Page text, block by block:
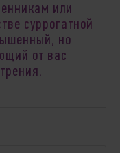
или
суррогатной
но
от вас